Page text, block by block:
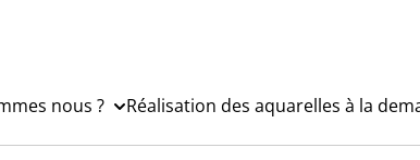
nous ? Réalisation des aquarelles à la